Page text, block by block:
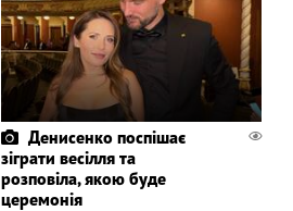
Денисенко поспішає
зіграти весілля та
розповіла, якою буде
церемонія